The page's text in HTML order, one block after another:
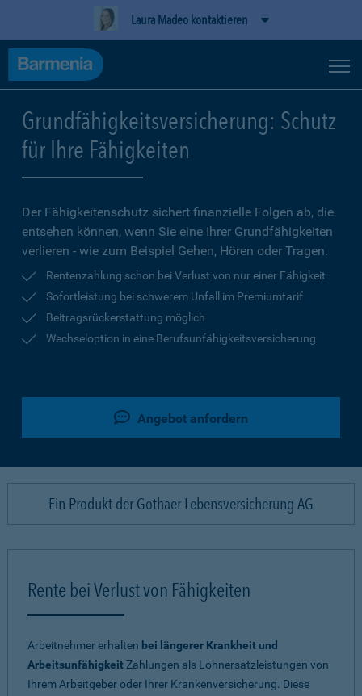
Laura Madeo kontaktieren
Grundfähigkeitsversicherung: Schutz
für Ihre Fähigkeiten
Der Fähigkeitenschutz sichert finanzielle Folgen ab, die
entsehen können, wenn Sie eine Ihrer Grundfähigkeiten
verlieren - wie zum Beispiel Gehen, Hören oder Tragen.
Rentenzahlung schon bei Verlust von nur einer Fähigkeit
Sofortleistung bei schwerem Unfall im Premiumtarif
Beitragsrückerstattung möglich
Wechseloption in eine Berufsunfähigkeitsversicherung
Angebot anfordern
Ein Produkt der Gothaer Lebensversicherung AG
Rente bei Verlust von Fähigkeiten
Arbeitnehmer erhalten bei längerer Krankheit und
ArbeitsunfähigkeitZahlungen als Lohnersatzleistungen von
Ihrem Arbeitgeber oder Ihrer Krankenversicherung. Diese